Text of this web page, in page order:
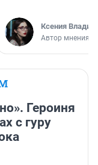
Ксения
Автор мнения
Героиня
с гуру